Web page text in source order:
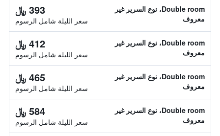
Double room، نوع السرير غير
معروف
393 ﷼
سعر الليلة شامل الرسوم
Double room، نوع السرير غير
معروف
412 ﷼
سعر الليلة شامل الرسوم
Double room، نوع السرير غير
معروف
465 ﷼
سعر الليلة شامل الرسوم
Double room، نوع السرير غير
معروف
584 ﷼
سعر الليلة شامل الرسوم